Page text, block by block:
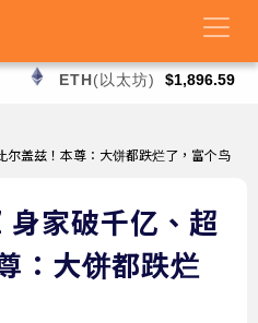
ETH(以太坊) $1,896.59
尔盖兹！本尊：大饼都跌烂了，富个鸟
身家破千亿、超
：大饼都跌烂